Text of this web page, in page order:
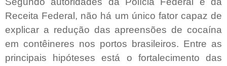
Receita Federal, não há um único fator capaz de
explicar a redução das apreensões de cocaína
em contêineres nos portos brasileiros. Entre as
principais hipóteses está o fortalecimento das